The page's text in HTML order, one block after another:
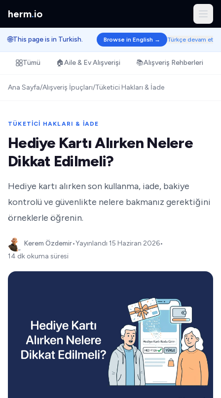
herm.io
🌐This page is in Turkish. Browse in English → Türkçe devam et
Tümü 🏠Aile & Ev Alışverişi 📚Alışveriş Rehberleri
Ana Sayfa/Alışveriş İpuçları/Tüketici Hakları & İade
TÜKETICI HAKLARI & İADE
Hediye Kartı Alırken Nelere
Dikkat Edilmeli?
Hediye kartı alırken son kullanma, iade, bakiye
kontrolü ve güvenlikte nelere bakmanız gerektiğini
örneklerle öğrenin.
Kerem Özdemir•Yayınlandı 15 Haziran 2026•
14 dk okuma süresi